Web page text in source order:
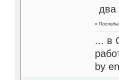
два
«
... в
by